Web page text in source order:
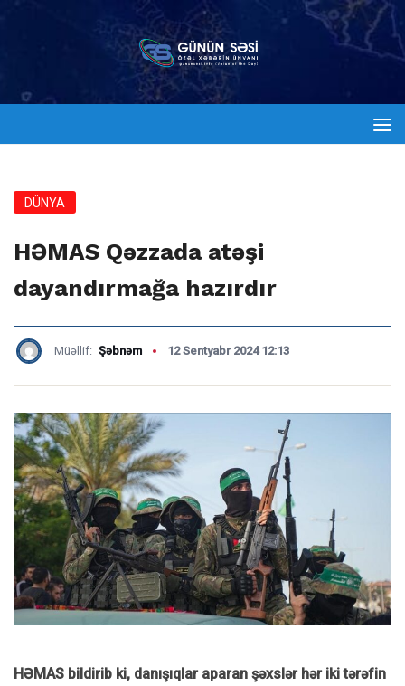
DÜNYA
HƏMAS Qəzzada atəşi
dayandırmağa hazırdır
Müəllif: Şəbnəm 12 Sentyabr 2024 12:13
HƏMAS bildirib ki, danışıqlar aparan şəxslər hər iki tərəfin